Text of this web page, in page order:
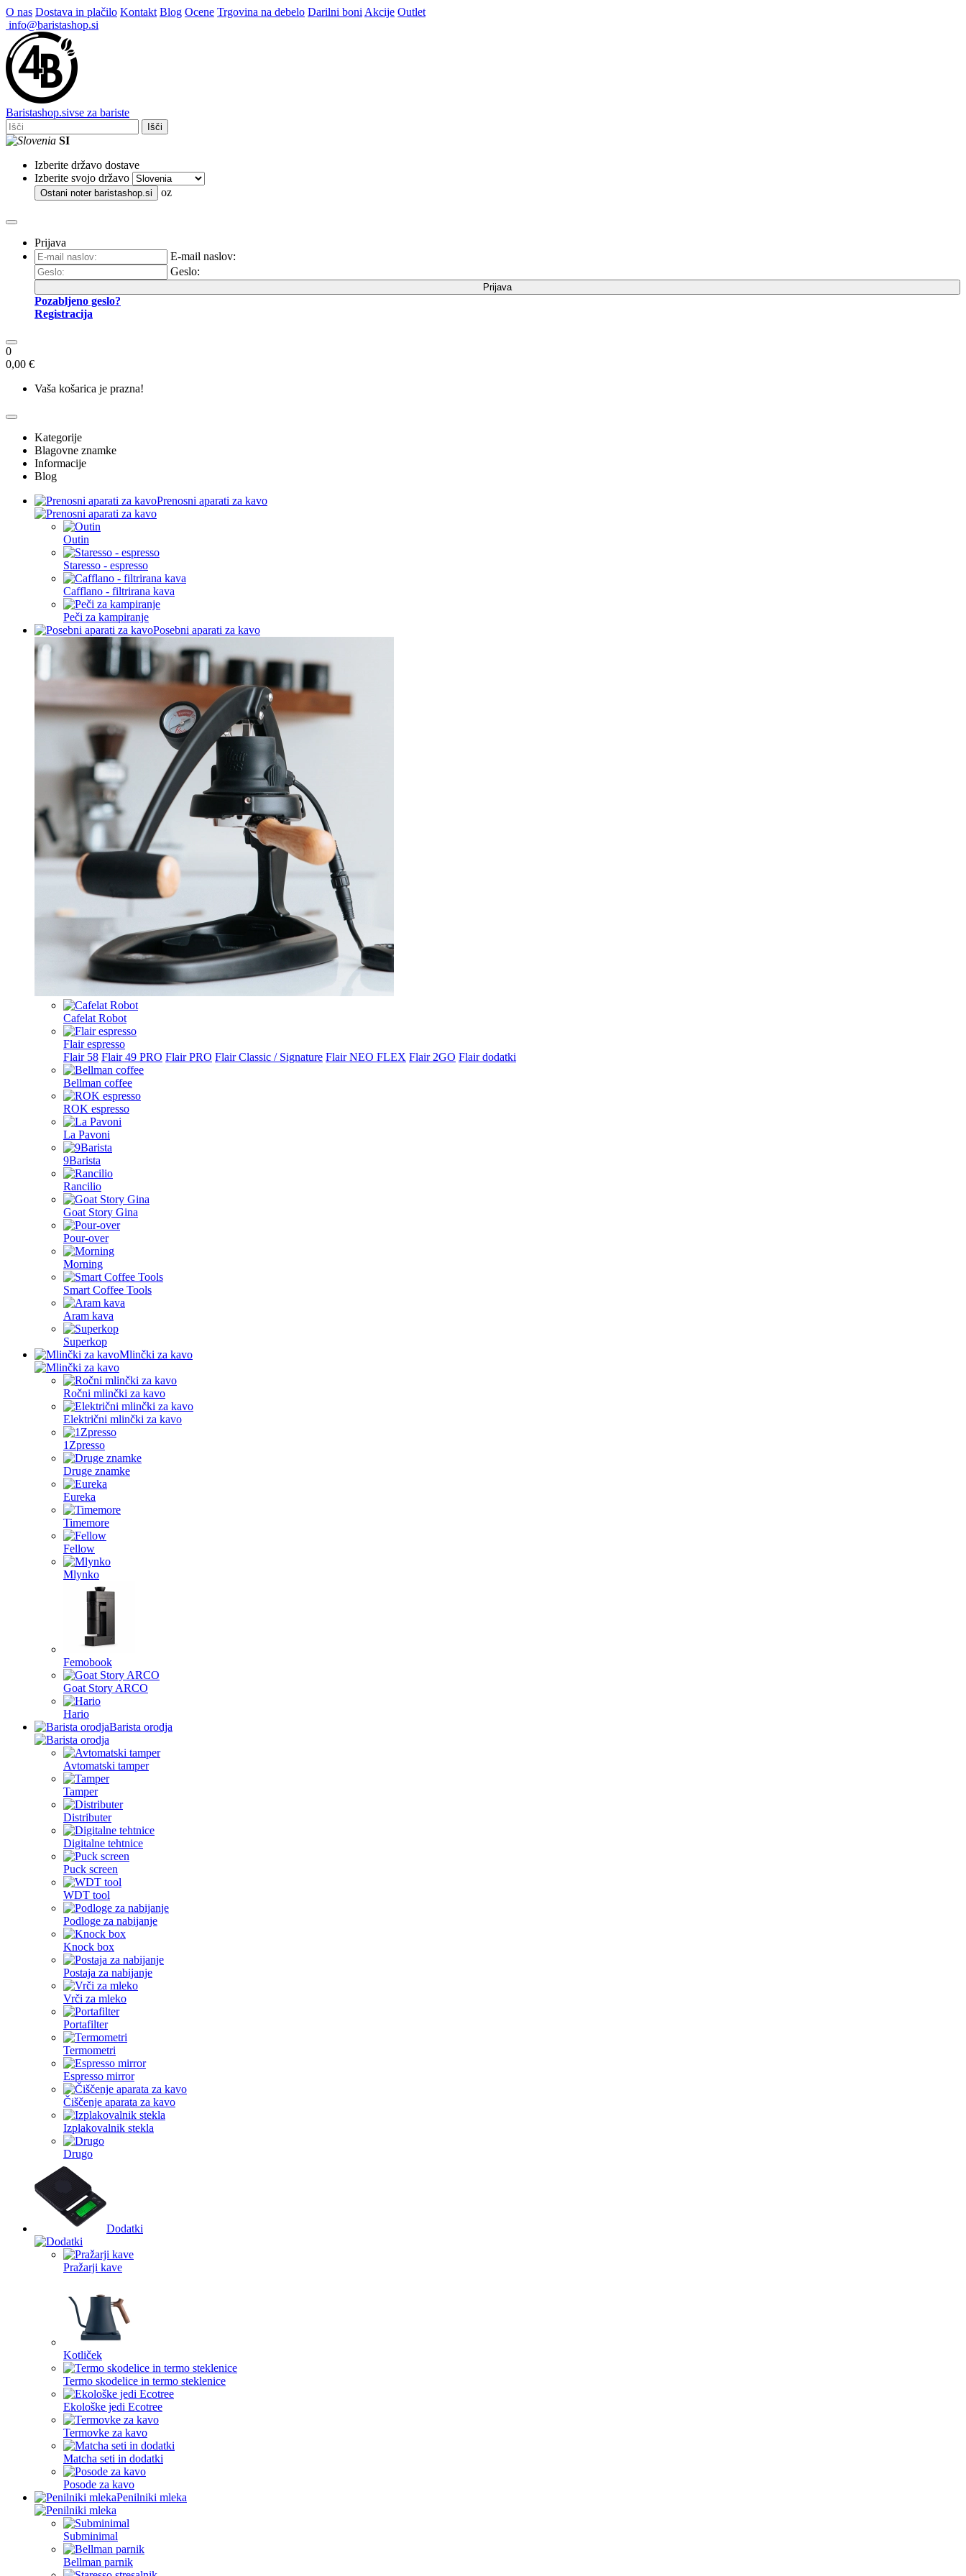
O nas Dostava in plačilo Kontakt Blog Ocene Trgovina na debelo Darilni boni Akcije Outlet
info@baristashop.si
Baristashop.sivse za bariste
Išči
SI
Izberite državo dostave
Izberite svojo državo
Ostani noter baristashop.si oz
Prijava
E-mail naslov:
Geslo:
Prijava
Pozabljeno geslo?
Registracija
0
0,00 €
Vaša košarica je prazna!
Kategorije
Blagovne znamke
Informacije
Blog
Prenosni aparati za kavo
Outin
Staresso - espresso
Cafflano - filtrirana kava
Peči za kampiranje
Posebni aparati za kavo
Cafelat Robot
Flair espresso
Flair 58 Flair 49 PRO Flair PRO Flair Classic / Signature Flair NEO FLEX Flair 2GO Flair dodatki
Bellman coffee
ROK espresso
La Pavoni
9Barista
Rancilio
Goat Story Gina
Pour-over
Morning
Smart Coffee Tools
Aram kava
Superkop
Mlinčki za kavo
Ročni mlinčki za kavo
Električni mlinčki za kavo
1Zpresso
Druge znamke
Eureka
Timemore
Fellow
Mlynko
Femobook
Goat Story ARCO
Hario
Barista orodja
Avtomatski tamper
Tamper
Distributer
Digitalne tehtnice
Puck screen
WDT tool
Podloge za nabijanje
Knock box
Postaja za nabijanje
Vrči za mleko
Portafilter
Termometri
Espresso mirror
Čiščenje aparata za kavo
Izplakovalnik stekla
Drugo
Dodatki
Pražarji kave
Kotliček
Termo skodelice in termo steklenice
Ekološke jedi Ecotree
Termovke za kavo
Matcha seti in dodatki
Posode za kavo
Penilniki mleka
Subminimal
Bellman parnik